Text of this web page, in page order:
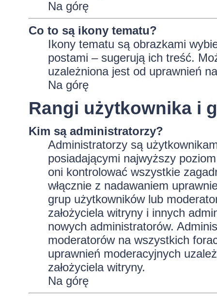
Na górę
Co to są ikony tematu?
Ikony tematu są obrazkami
postami – sugerują ich treść.
uzależniona jest od uprawnień
Na górę
Rangi użytkownika i
Kim są administratorzy?
Administratorzy są
posiadającymi najwyższy
oni kontrolować wszystkie
włącznie z nadawaniem
grup użytkowników lub
założyciela witryny i innych
nowych administratorów.
moderatorów na wszystkich
uprawnień moderacyjnych
założyciela witryny.
Na górę